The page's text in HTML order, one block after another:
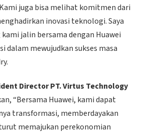
juga bisa melihat komitmen dari
inovasi teknologi. Saya
jalin bersama dengan Huawei
dalam mewujudkan sukses masa
Director PT. Virtus Technology
“Bersama Huawei, kami dapat
transformasi, memberdayakan
memajukan perekonomian